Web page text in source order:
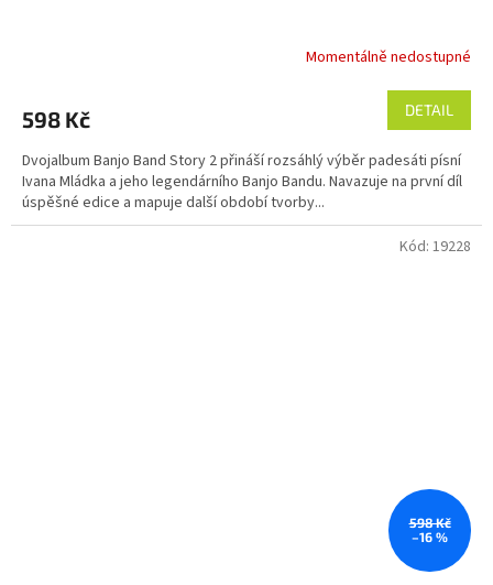
Momentálně nedostupné
598 Kč DETAIL
Dvojalbum Banjo Band Story 2 přináší rozsáhlý výběr padesáti písní
Ivana Mládka a jeho legendárního Banjo Bandu. Navazuje na první díl
úspěšné edice a mapuje další období tvorby...
598 Kč
–16 %
Kód: 19228